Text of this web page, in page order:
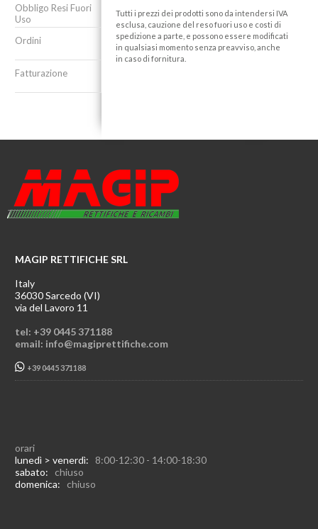
Obbligo Resi Fuori
Uso
Ordini
Fatturazione
Tutti i prezzi dei prodotti sono da intendersi IVA
esclusa, cauzione del reso fuori uso e costi di
spedizione a parte, e possono essere modificati
in qualsiasi momento senza preavviso, anche
in caso di fornitura.
MAGIP RETTIFICHE SRL
Italy
36030 Sarcedo (VI)
via del Lavoro 11
tel: +39 0445 371188
email: info@magiprettifiche.com
+39 0445 371188
orari
lunedì > venerdì: 8:00-12:30 - 14:00-18:30
sabato: chiuso
domenica: chiuso